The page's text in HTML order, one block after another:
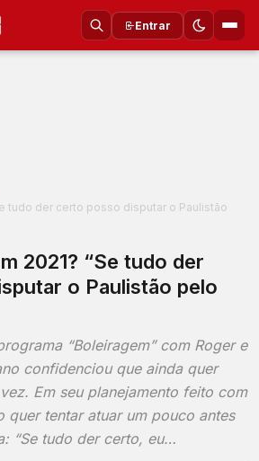
Entrar
tudo der certo posso disputar o Paulistão
2021? “Se tudo der
o Paulistão pelo
“Boleiragem” com Roger e
confidenciou que ainda quer
Em seu planejamento feito com
quer tentar atuar um pouco antes
“Se tudo der certo, eu…